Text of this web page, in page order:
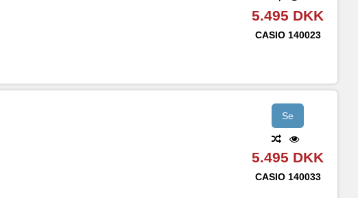
5.495 DKK
CASIO 140023
Se
5.495 DKK
CASIO 140033